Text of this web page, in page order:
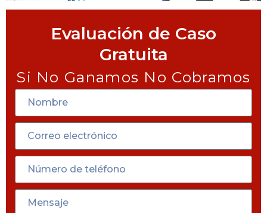
Evaluación de Caso
Gratuita
Si No Ganamos No Cobramos